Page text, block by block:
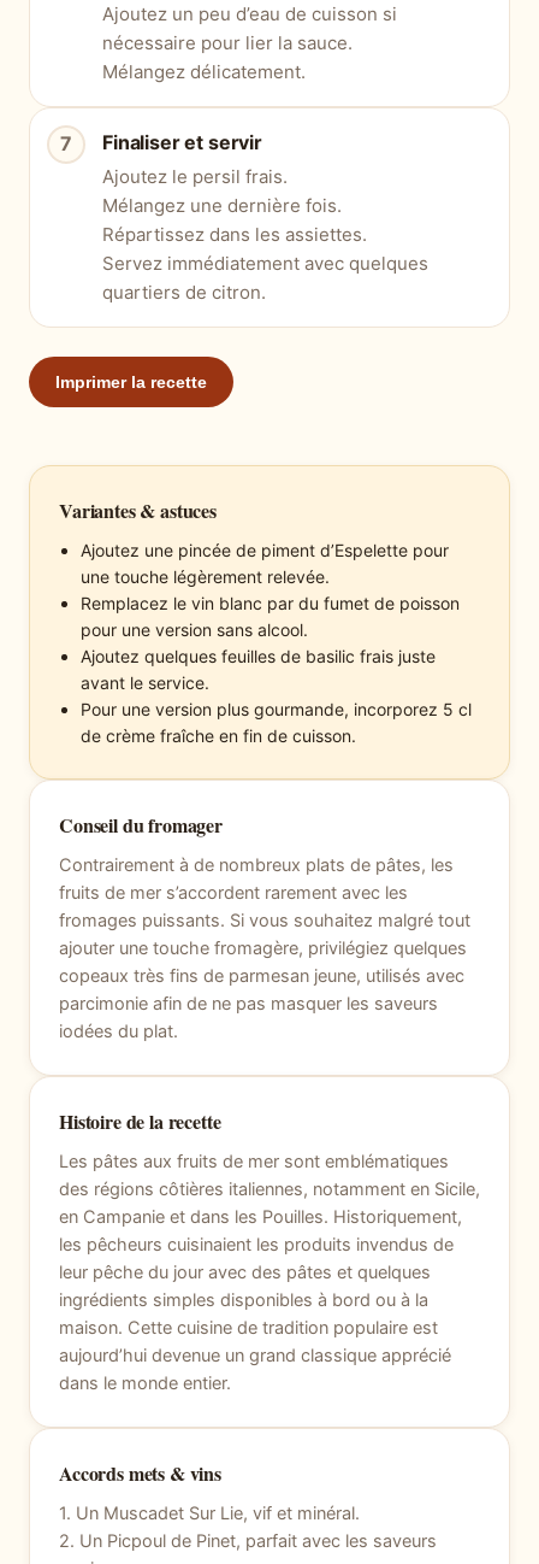
Ajoutez un peu d’eau de cuisson si
nécessaire pour lier la sauce.
Mélangez délicatement.
Finaliser et servir
Ajoutez le persil frais.
Mélangez une dernière fois.
Répartissez dans les assiettes.
Servez immédiatement avec quelques
quartiers de citron.
Imprimer la recette
Variantes & astuces
Ajoutez une pincée de piment d’Espelette pour
une touche légèrement relevée.
Remplacez le vin blanc par du fumet de poisson
pour une version sans alcool.
Ajoutez quelques feuilles de basilic frais juste
avant le service.
Pour une version plus gourmande, incorporez 5 cl
de crème fraîche en fin de cuisson.
Conseil du fromager
Contrairement à de nombreux plats de pâtes, les
fruits de mer s’accordent rarement avec les
fromages puissants. Si vous souhaitez malgré tout
ajouter une touche fromagère, privilégiez quelques
copeaux très fins de parmesan jeune, utilisés avec
parcimonie afin de ne pas masquer les saveurs
iodées du plat.
Histoire de la recette
Les pâtes aux fruits de mer sont emblématiques
des régions côtières italiennes, notamment en Sicile,
en Campanie et dans les Pouilles. Historiquement,
les pêcheurs cuisinaient les produits invendus de
leur pêche du jour avec des pâtes et quelques
ingrédients simples disponibles à bord ou à la
maison. Cette cuisine de tradition populaire est
aujourd’hui devenue un grand classique apprécié
dans le monde entier.
Accords mets & vins
1. Un Muscadet Sur Lie, vif et minéral.
2. Un Picpoul de Pinet, parfait avec les saveurs